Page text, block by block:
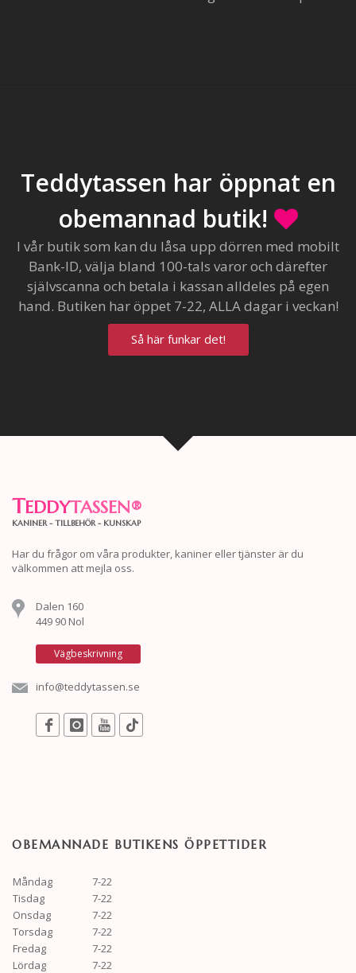
Teddytassen har öppnat en
obemannad butik!
I vår butik som kan du låsa upp dörren med mobilt
Bank-ID, välja bland 100-tals varor och därefter
självscanna och betala i kassan alldeles på egen
hand. Butiken har öppet 7-22, ALLA dagar i veckan!
Så här funkar det!
TEDDYTASSEN®
KANINER - TILLBEHÖR - KUNSKAP
Har du frågor om våra produkter, kaniner eller tjänster är du
välkommen att mejla oss.
Dalen 160
449 90 Nol
Vägbeskrivning
info@teddytassen.se
OBEMANNADE BUTIKENS ÖPPETTIDER
Måndag
7-22
Tisdag
7-22
Onsdag
7-22
Torsdag
7-22
Fredag
7-22
Lördag
7-22